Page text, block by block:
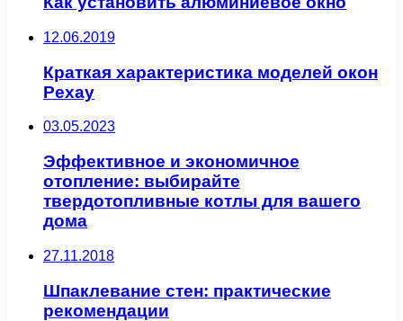
12.06.2019
Краткая характеристика моделей окон
Рехау
03.05.2023
Эффективное и экономичное
отопление: выбирайте
твердотопливные котлы для вашего
дома
27.11.2018
Шпаклевание стен: практические
рекомендации